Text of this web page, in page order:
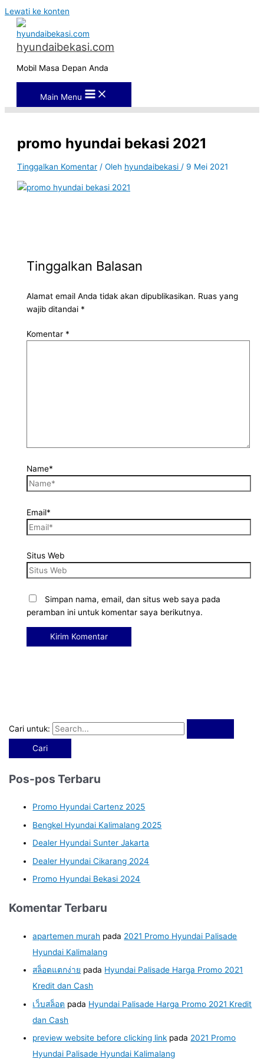
Lewati ke konten
hyundaibekasi.com
Mobil Masa Depan Anda
Main Menu
Cari untuk:
Pos-pos Terbaru
Promo Hyundai Cartenz 2025
Bengkel Hyundai Kalimalang 2025
Dealer Hyundai Sunter Jakarta
Dealer Hyundai Cikarang 2024
Promo Hyundai Bekasi 2024
Komentar Terbaru
apartemen murah pada 2021 Promo Hyundai Palisade
Hyundai Kalimalang
สล็อตแตกง่าย pada Hyundai Palisade Harga Promo 2021
Kredit dan Cash
เว็บสล็อต pada Hyundai Palisade Harga Promo 2021 Kredit
dan Cash
preview website before clicking link pada 2021 Promo
Hyundai Palisade Hyundai Kalimalang
promo hyundai bekasi 2021
Tinggalkan Komentar / Oleh hyundaibekasi/ 9 Mei 2021
Tinggalkan Balasan
Alamat email Anda tidak akan dipublikasikan. Ruas yang
wajib ditandai *
Komentar *
Name*
Email*
Situs Web
Simpan nama, email, dan situs web saya pada
peramban ini untuk komentar saya berikutnya.